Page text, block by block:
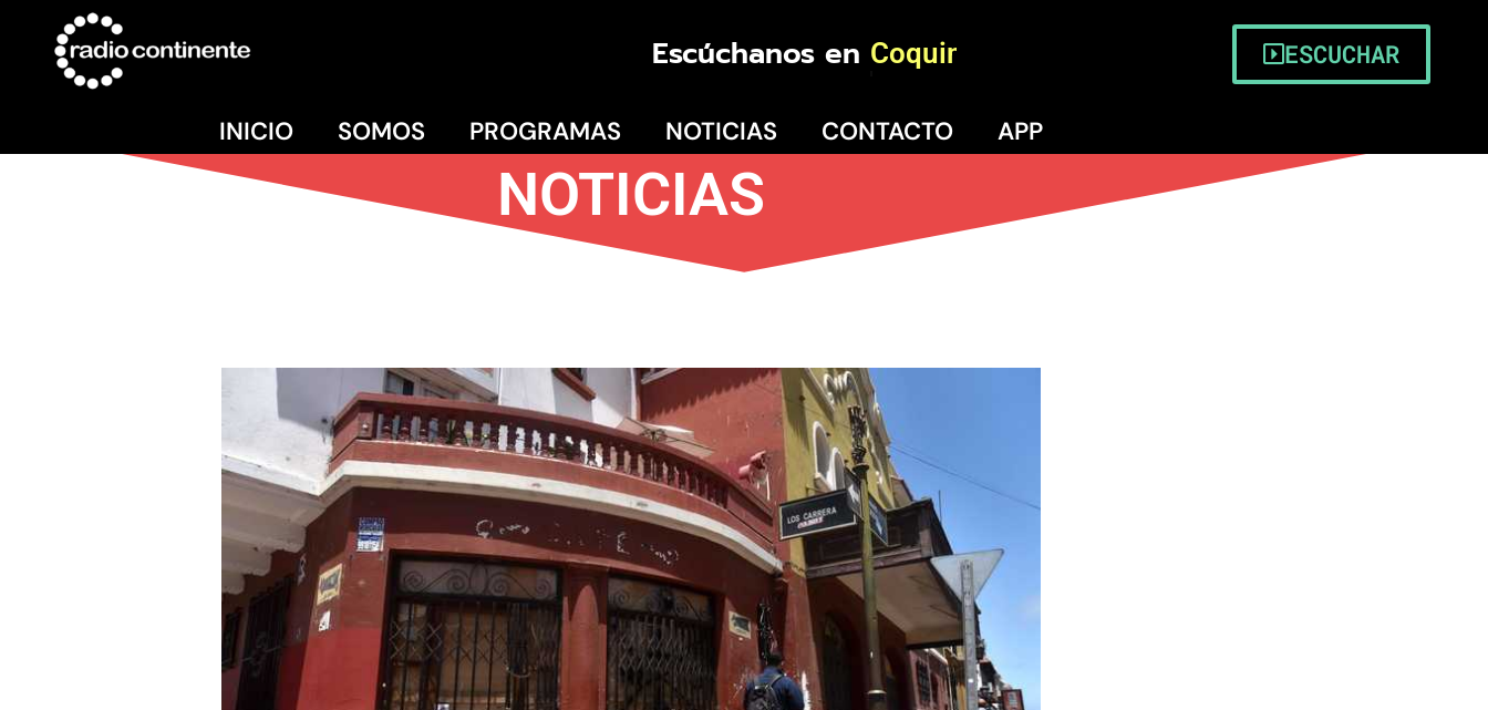
Escúchanos en La Serena ESCUCHAR
INICIO SOMOS PROGRAMAS NOTICIAS CONTACTO APP
NOTICIAS